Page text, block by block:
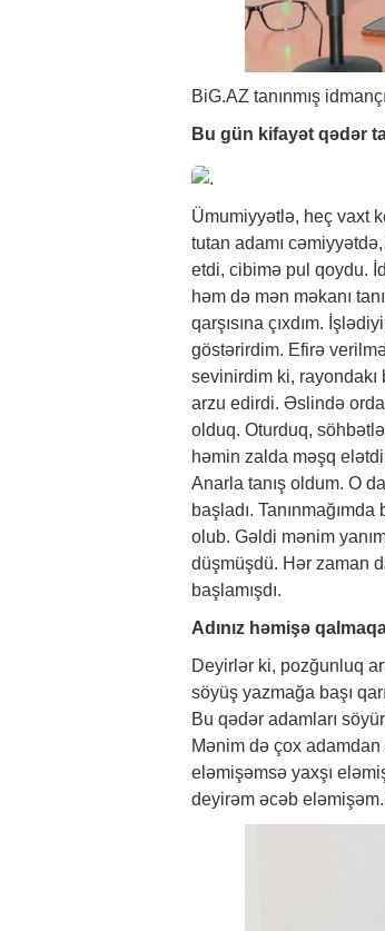
BiG.AZ tanınmış
Bu gün kifayət qədər
Ümumiyyətlə, heç vaxt
tutan adamı
etdi, cibimə pul qoydu.
həm də mən məkanı
qarşısına çıxdım.
göstərirdim. Efirə
sevinirdim ki,
arzu edirdi. Əslində orda
olduq. Oturduq,
həmin zalda məşq
Anarla tanış oldum. O
başladı.
olub. Gəldi mənim
düşmüşdü. Hər zaman
başlamışdı.
Adınız həmişə
Deyirlər ki, pozğunluq
söyüş yazmağa başı
Bu qədər adamları
Mənim də çox
eləmişəmsə yaxşı
deyirəm əcəb